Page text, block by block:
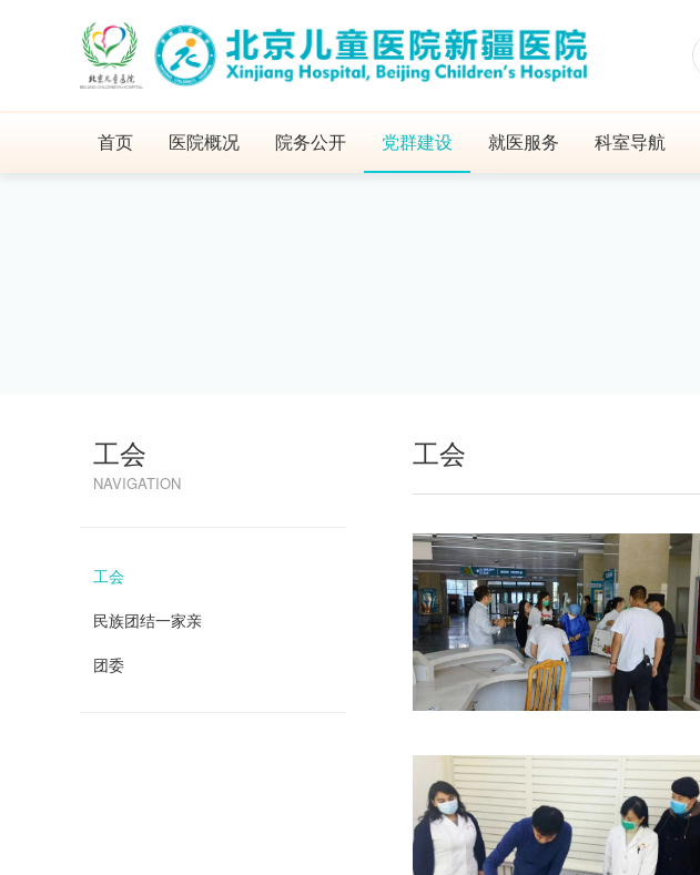
首页 医院概况 院务公开 党群建设 就医服务 科室导航
工会
NAVIGATION
工会
民族团结一家亲
团委
工会